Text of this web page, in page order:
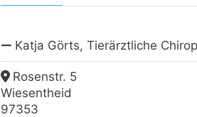
Katja Görts, Tierärztliche
Rosenstr. 5
Wiesentheid
97353